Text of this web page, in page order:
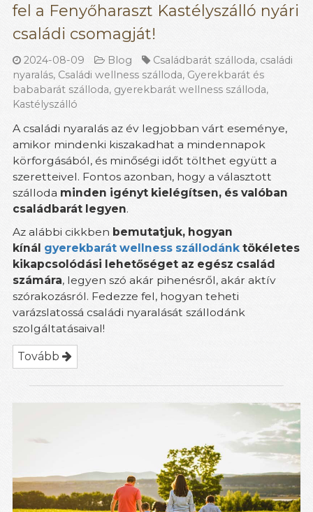
fel a Fenyőharaszt Kastélyszálló nyári
családi csomagját!
2024-08-09 Blog Családbarát szálloda, családi
nyaralás, Családi wellness szálloda, Gyerekbarát és
bababarát szálloda, gyerekbarát wellness szálloda,
Kastélyszálló
A családi nyaralás az év legjobban várt eseménye,
amikor mindenki kiszakadhat a mindennapok
körforgásából, és minőségi időt tölthet együtt a
szeretteivel. Fontos azonban, hogy a választott
szálloda minden igényt kielégítsen, és valóban
családbarát legyen.
Az alábbi cikkben bemutatjuk, hogyan
kínál gyerekbarát wellness szállodánk tökéletes
kikapcsolódási lehetőséget az egész család
számára, legyen szó akár pihenésről, akár aktív
szórakozásról. Fedezze fel, hogyan teheti
varázslatossá családi nyaralását szállodánk
szolgáltatásaival!
Tovább